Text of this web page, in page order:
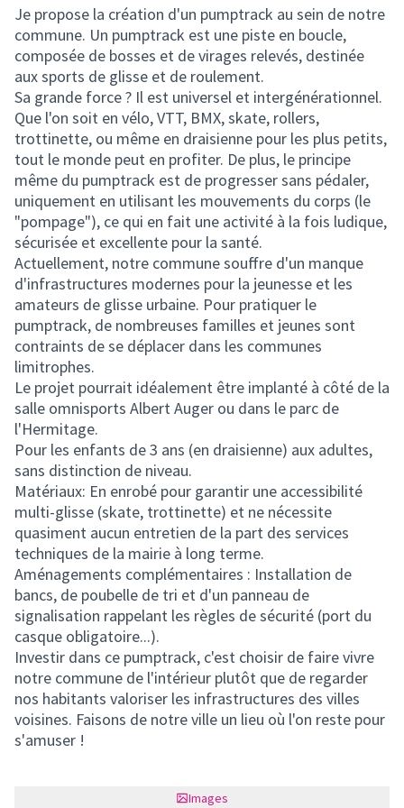
Je propose la création d'un pumptrack au sein de notre
commune. Un pumptrack est une piste en boucle,
composée de bosses et de virages relevés, destinée
aux sports de glisse et de roulement.
Sa grande force ? Il est universel et intergénérationnel.
Que l'on soit en vélo, VTT, BMX, skate, rollers,
trottinette, ou même en draisienne pour les plus petits,
tout le monde peut en profiter. De plus, le principe
même du pumptrack est de progresser sans pédaler,
uniquement en utilisant les mouvements du corps (le
"pompage"), ce qui en fait une activité à la fois ludique,
sécurisée et excellente pour la santé.
Actuellement, notre commune souffre d'un manque
d'infrastructures modernes pour la jeunesse et les
amateurs de glisse urbaine. Pour pratiquer le
pumptrack, de nombreuses familles et jeunes sont
contraints de se déplacer dans les communes
limitrophes.
Le projet pourrait idéalement être implanté à côté de la
salle omnisports Albert Auger ou dans le parc de
l'Hermitage.
Pour les enfants de 3 ans (en draisienne) aux adultes,
sans distinction de niveau.
Matériaux: En enrobé pour garantir une accessibilité
multi-glisse (skate, trottinette) et ne nécessite
quasiment aucun entretien de la part des services
techniques de la mairie à long terme.
Aménagements complémentaires : Installation de
bancs, de poubelle de tri et d'un panneau de
signalisation rappelant les règles de sécurité (port du
casque obligatoire...).
Investir dans ce pumptrack, c'est choisir de faire vivre
notre commune de l'intérieur plutôt que de regarder
nos habitants valoriser les infrastructures des villes
voisines. Faisons de notre ville un lieu où l'on reste pour
s'amuser !
Images